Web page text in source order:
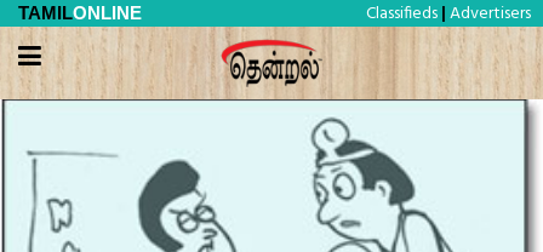
TAMILONLINE Classifieds | Advertisers